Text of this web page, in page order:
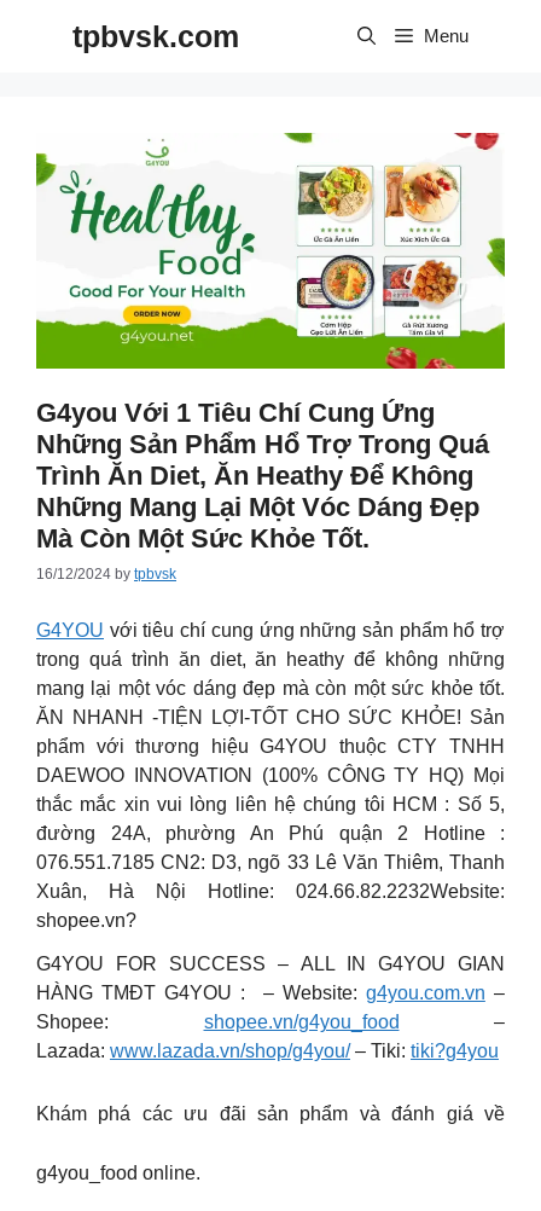
tpbvsk.com Menu
G4you Với 1 Tiêu Chí Cung Ứng
Những Sản Phẩm Hổ Trợ Trong Quá
Trình Ăn Diet, Ăn Heathy Để Không
Những Mang Lại Một Vóc Dáng Đẹp
Mà Còn Một Sức Khỏe Tốt.
16/12/2024 by tpbvsk
G4YOU với tiêu chí cung ứng những sản phẩm hổ trợ
trong quá trình ăn diet, ăn heathy để không những
mang lại một vóc dáng đẹp mà còn một sức khỏe tốt.
ĂN NHANH -TIỆN LỢI-TỐT CHO SỨC KHỎE! Sản
phẩm với thương hiệu G4YOU thuộc CTY TNHH
DAEWOO INNOVATION (100% CÔNG TY HQ) Mọi
thắc mắc xin vui lòng liên hệ chúng tôi HCM : Số 5,
đường 24A, phường An Phú quận 2 Hotline :
076.551.7185 CN2: D3, ngõ 33 Lê Văn Thiêm, Thanh
Xuân, Hà Nội Hotline: 024.66.82.2232Website:
shopee.vn?
G4YOU FOR SUCCESS – ALL IN G4YOU GIAN
HÀNG TMĐT G4YOU : – Website: g4you.com.vn –
Shopee: shopee.vn/g4you_food –
Lazada: www.lazada.vn/shop/g4you/– Tiki: tiki?g4you
Khám phá các ưu đãi sản phẩm và đánh giá về
g4you_food online.